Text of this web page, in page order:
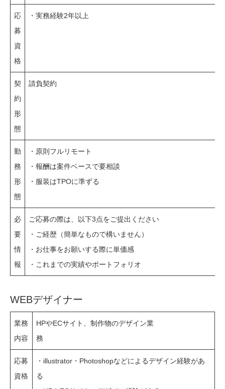
応
募
資
格
・実務経験2年以上
契
約
形
態
請負契約
勤
務
形
態
・原則フルリモート
・報酬は案件ベースで要相談
・服装はTPOに準ずる
必
要
情
報
ご応募の際は、以下3点をご提出ください
・ご経歴（簡単なもので構いません）
・お仕事をお願いする際に単価感
・これまでの実績やポートフォリオ
WEBデザイナー
業務
内容
HPやECサイト、制作物のデザイン業
務
応募
資格
・illustrator・Photoshopなどによるデザイン経験があ
る